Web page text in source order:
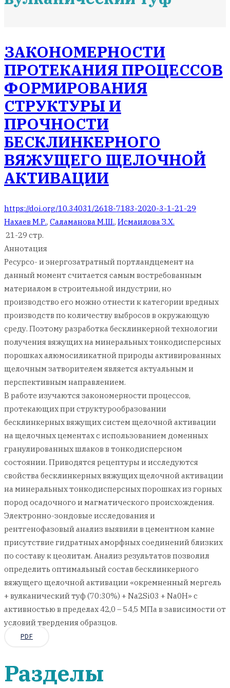
ЗАКОНОМЕРНОСТИ
ПРОТЕКАНИЯ ПРОЦЕССОВ
ФОРМИРОВАНИЯ
СТРУКТУРЫ И
ПРОЧНОСТИ
БЕСКЛИНКЕРНОГО
ВЯЖУЩЕГО ЩЕЛОЧНОЙ
АКТИВАЦИИ
https://doi.org/10.34031/2618-7183-2020-3-1-21-29
Нахаев М.Р., Саламанова М.Ш., Исмаилова З.Х.
21-29 стр.
Аннотация
Ресурсо- и энергозатратный портландцемент на
данный момент считается самым востребованным
материалом в строительной индустрии, но
производство его можно отнести к категории вредных
производств по количеству выбросов в окружающую
среду. Поэтому разработка бесклинкерной технологии
получения вяжущих на минеральных тонкодисперсных
порошках алюмосиликатной природы активированных
щелочным затворителем является актуальным и
перспективным направлением.
В работе изучаются закономерности процессов,
протекающих при структурообразовании
бесклинкерных вяжущих систем щелочной активации
на щелочных цементах с использованием доменных
гранулированных шлаков в тонкодисперсном
состоянии. Приводятся рецептуры и исследуются
свойства бесклинкерных вяжущих щелочной активации
на минеральных тонкодисперсных порошках из горных
пород осадочного и магматического происхождения.
Электронно-зондовые исследования и
рентгенофазовый анализ выявили в цементном камне
присутствие гидратных аморфных соединений близких
по составу к цеолитам. Анализ результатов позволил
определить оптимальный состав бесклинкерного
вяжущего щелочной активации «окремненный мергель
+ вулканический туф (70:30%) + Na2Si03 + Na0Н» с
активностью в пределах 42,0 – 54,5 МПа в зависимости от
условий твердения образцов.
PDF
Разделы